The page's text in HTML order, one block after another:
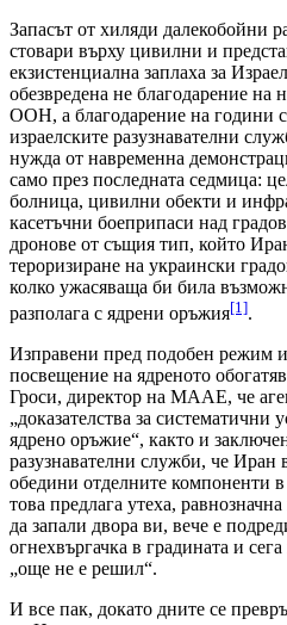
Запасът от хиляди далекобойни
стовари върху цивилни и
екзистенциална заплаха за
обезвредена не благодарение на
ООН, а благодарение на години
израелските разузнавателни
нужда от навременна
само през последната седмица:
болница, цивилни обекти и
касетъчни боеприпаси над
дронове от същия тип, който
тероризиране на украински
колко ужасяваща би била
разполага с ядрени оръжия[1].
Изправени пред подобен режим
посвещение на ядреното
Гроси, директор на МААЕ, че
„доказателства за систематични
ядрено оръжие“, както и
разузнавателни служби, че Иран
обедини отделните компоненти
това предлага утеха,
да запали двора ви, вече е
огнехвъргачка в градината и
„още не е решил“.
И все пак, докато дните се